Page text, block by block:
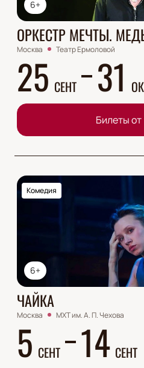
6+
ОРКЕСТР МЕЧТЫ.
Москва Театр Ермоловой
25 СЕНТ 31
Билеты от
6+
Комедия
ЧАЙКА
Москва МХТ им. А. П. Чехова
5 СЕНТ 14 СЕНТ